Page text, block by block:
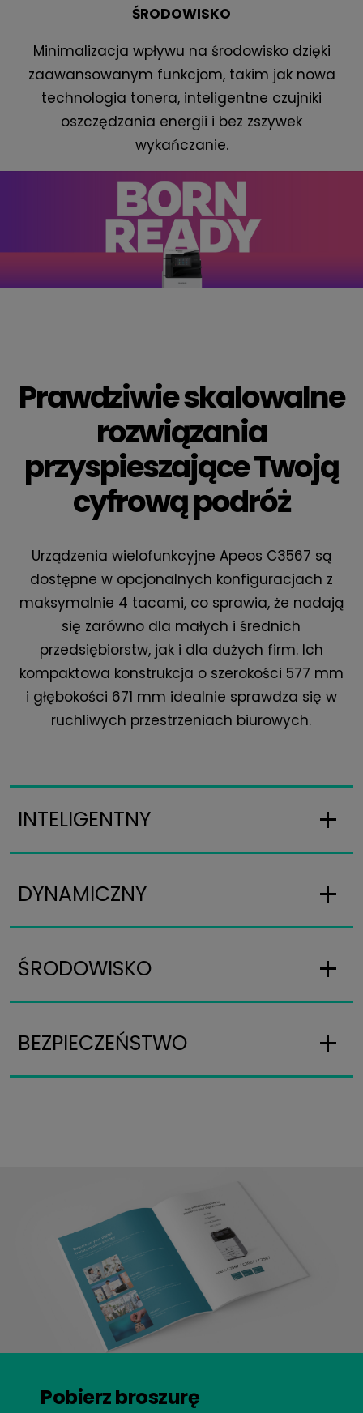
ŚRODOWISKO
Minimalizacja wpływu na środowisko dzięki
zaawansowanym funkcjom, takim jak nowa
technologia tonera, inteligentne czujniki
oszczędzania energii i bez zszywek
wykańczanie.
Prawdziwie skalowalne
rozwiązania
przyspieszające Twoją
cyfrową podróż
Urządzenia wielofunkcyjne Apeos C3567 są
dostępne w opcjonalnych konfiguracjach z
maksymalnie 4 tacami, co sprawia, że nadają
się zarówno dla małych i średnich
przedsiębiorstw, jak i dla dużych firm. Ich
kompaktowa konstrukcja o szerokości 577 mm
i głębokości 671 mm idealnie sprawdza się w
ruchliwych przestrzeniach biurowych.
INTELIGENTNY
DYNAMICZNY
ŚRODOWISKO
BEZPIECZEŃSTWO
Pobierz broszurę